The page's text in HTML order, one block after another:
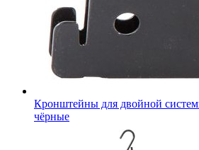
Кронштейны для двойной
чёрные